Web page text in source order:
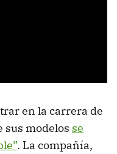
en la carrera de
sus modelos se
. La compañía,